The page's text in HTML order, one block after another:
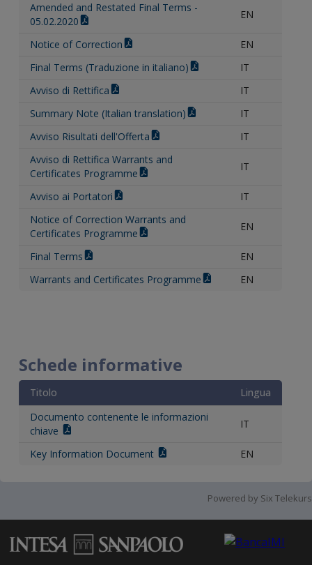
Amended and Restated Final Terms -
05.02.2020
EN
Notice of Correction
EN
Final Terms (Traduzione in italiano)
IT
Avviso di Rettifica
IT
Summary Note (Italian translation)
IT
Avviso Risultati dell'Offerta
IT
Avviso di Rettifica Warrants and
Certificates Programme
IT
Avviso ai Portatori
IT
Notice of Correction Warrants and
Certificates Programme
EN
Final Terms
EN
Warrants and Certificates Programme
EN
Schede informative
Titolo
Lingua
Documento contenente le informazioni
chiave
IT
Key Information Document EN
Powered by Six Telekurs